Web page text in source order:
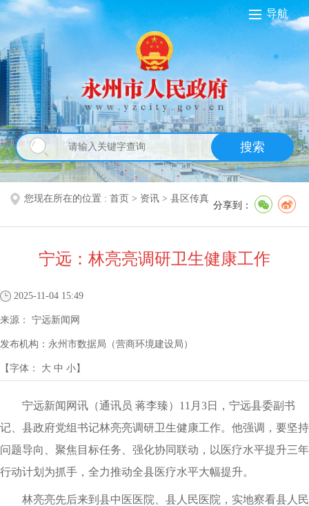
导航
搜索
您现在所在的位置 : 首页 > 资讯 > 县区传真
分享到：
宁远：林亮亮调研卫生健康工作
2025-11-04 15:49
来源： 宁远新闻网
发布机构： 永州市数据局（营商环境建设局）
【字体： 大 中 小】
宁远新闻网讯（通讯员 蒋李臻）11月3日，宁远县委副书
记、县政府党组书记林亮亮调研卫生健康工作。他强调，要坚持
问题导向、聚焦目标任务、强化协同联动，以医疗水平提升三年
行动计划为抓手，全力推动全县医疗水平大幅提升。
林亮亮先后来到县中医医院、县人民医院，实地察看县人民